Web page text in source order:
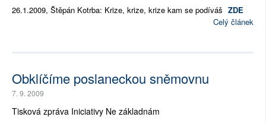
26.1.2009, Štěpán Kotrba: Krize, krize, krize kam se podíváš ZDE
Celý článek
Obklíčíme poslaneckou sněmovnu
7. 9. 2009
Tisková zpráva Iniciativy Ne základnám